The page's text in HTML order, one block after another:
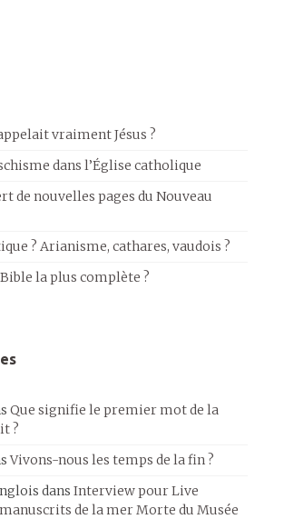
vraiment Jésus ?
dans l’Église catholique
de nouvelles pages du Nouveau
? Arianisme, cathares, vaudois ?
la plus complète ?
Que signifie le premier mot de la
?
Vivons-nous les temps de la fin ?
dans Interview pour Live
manuscrits de la mer Morte du Musée